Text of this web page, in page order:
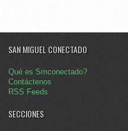
SAN MIGUEL CONECTADO
Qué es Smconectado?
Contáctenos
RSS Feeds
SECCIONES